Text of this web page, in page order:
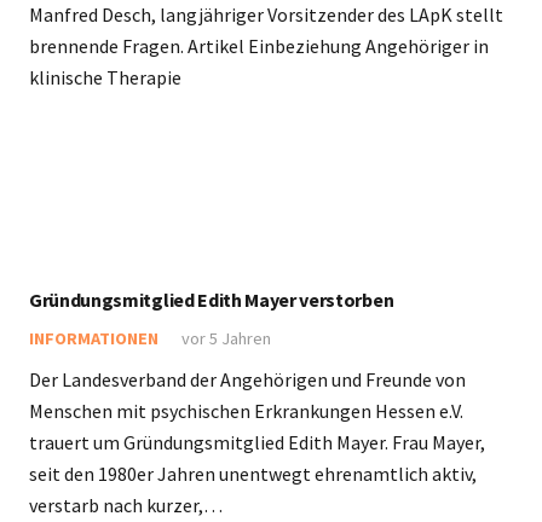
Manfred Desch, langjähriger Vorsitzender des LApK stellt
brennende Fragen. Artikel Einbeziehung Angehöriger in
klinische Therapie
Gründungsmitglied Edith Mayer verstorben
INFORMATIONEN vor 5 Jahren
Der Landesverband der Angehörigen und Freunde von
Menschen mit psychischen Erkrankungen Hessen e.V.
trauert um Gründungsmitglied Edith Mayer. Frau Mayer,
seit den 1980er Jahren unentwegt ehrenamtlich aktiv,
verstarb nach kurzer,…